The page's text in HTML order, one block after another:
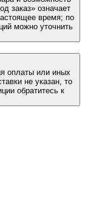
заказ» означает
время; по
можно уточнить
оплаты или иных
не указан, то
обратитесь к